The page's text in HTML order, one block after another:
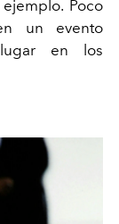
Poco
un evento
en los